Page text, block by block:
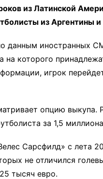
из Латинской
из Аргентины
данным иностранных
на которого
игрок
опцию
за 1,5
Сарсфилд» с лета
не отличился
тысяч евро.